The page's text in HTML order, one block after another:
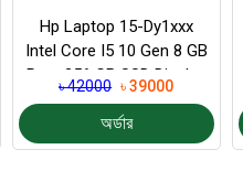
Hp Laptop 15-Dy1xxx
Intel Core I5 10 Gen 8 GB
Ram 256 GB SSD Display
14"
৳ 42000 ৳ 39000
অর্ডার